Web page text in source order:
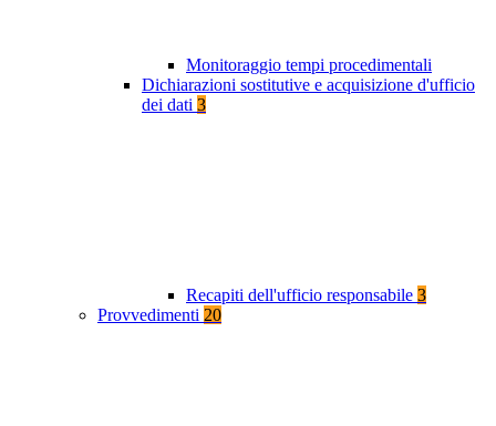
Monitoraggio tempi procedimentali
Dichiarazioni sostitutive e acquisizione d'ufficio
dei dati 3
Recapiti dell'ufficio responsabile 3
Provvedimenti 20